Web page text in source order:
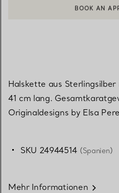
EINEN KUNDENBERATER
BOOK AN
Halskette aus
41 cm lang.
Originaldesigns by Elsa
SKU 24944514 (Spanien)
Mehr Informationen